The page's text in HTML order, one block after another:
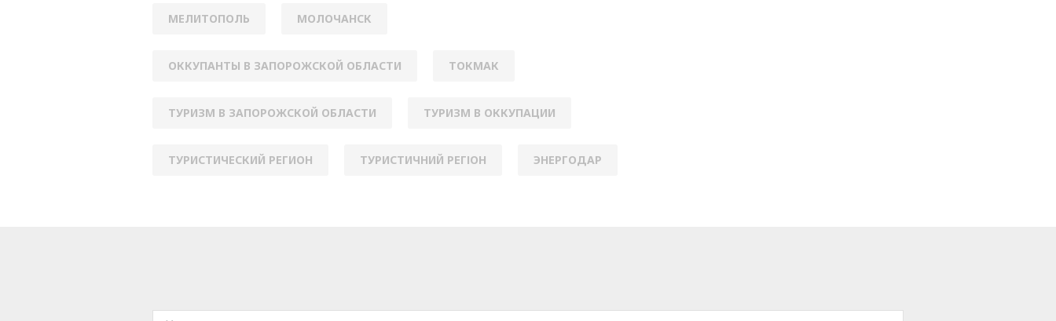
МЕЛИТОПОЛЬ МОЛОЧАНСК
ОККУПАНТЫ В ЗАПОРОЖСКОЙ ОБЛАСТИ ТОКМАК
ТУРИЗМ В ЗАПОРОЖСКОЙ ОБЛАСТИ ТУРИЗМ В ОККУПАЦИИ
ТУРИСТИЧЕСКИЙ РЕГИОН ТУРИСТИЧНИЙ РЕГІОН ЭНЕРГОДАР